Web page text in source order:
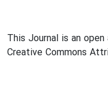
This Journal is an
Creative Commons